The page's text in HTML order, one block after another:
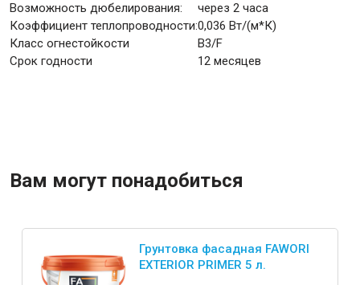
Возможность дюбелирования:
через 2 часа
Коэффициент теплопроводности:0,036 Вт/(м*К)
Класс огнестойкости
B3/F
Срок годности
12 месяцев
Вам могут понадобиться
Грунтовка фасадная FAWORI
EXTERIOR PRIMER 5 л.